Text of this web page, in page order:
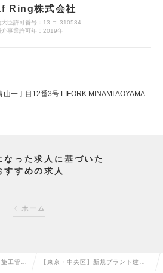
Ring株式会社
大臣許可番号：13-ユ-310534
介事業許可年：2019年
一丁目12番3号 LIFORK MINAMI AOYAMA
なった求人に基づいた
すすめの求人
ホーム
施工管理 【東京・中央区】新規プラント建